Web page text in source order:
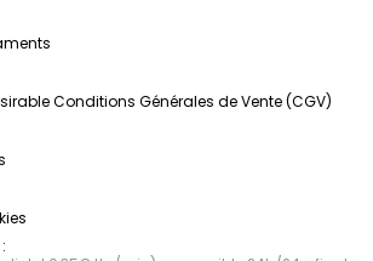
Conditions Générales de Vente (CGV)